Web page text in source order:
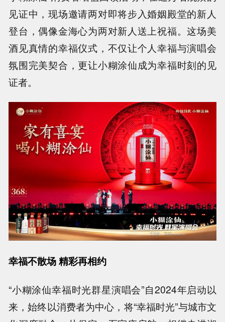
见证中，现场邀请两对即将步入婚姻殿堂的新人
登台，偶像金海心为两对新人送上祝福。这场美
酒见真情的幸福仪式，不仅让个人幸福与演唱会
氛围完美契合，更让小糊涂仙成为幸福时刻的见
证者。
幸福不散场 精彩再相约
“小糊涂仙幸福时光群星演唱会”自2024年启动以
来，始终以消费者为中心，将“幸福时光”与城市文